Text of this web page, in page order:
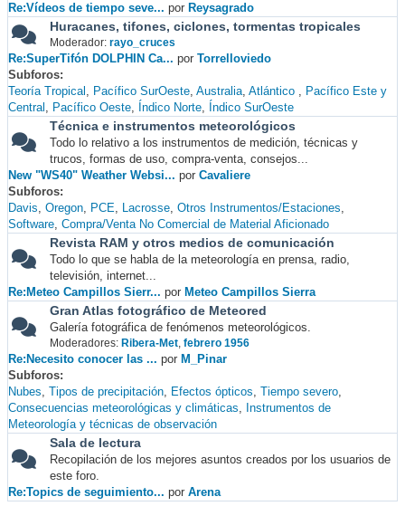
Re:Vídeos de tiempo seve... por Reysagrado
Huracanes, tifones, ciclones, tormentas tropicales
Moderador: rayo_cruces
Re:SuperTifón DOLPHIN Ca... por Torrelloviedo
Subforos
Teoría Tropical
Pacífico SurOeste Australia Atlántico
Pacífico Este y
Central
Pacífico Oeste Índico Norte Índico SurOeste
Técnica e instrumentos meteorológicos
Todo lo relativo a los instrumentos de medición, técnicas y
trucos, formas de uso, compra-venta, consejos...
New "WS40" Weather Websi... por Cavaliere
Subforos
Davis Oregon PCE Lacrosse Otros Instrumentos/Estaciones
Software Compra/Venta No Comercial de Material Aficionado
Revista RAM y otros medios de comunicación
Todo lo que se habla de la meteorología en prensa, radio,
televisión, internet...
Re:Meteo Campillos Sierr... por Meteo Campillos Sierra
Gran Atlas fotográfico de Meteored
Galería fotográfica de fenómenos meteorológicos.
Moderadores: Ribera-Met, febrero 1956
Re:Necesito conocer las ... por M_Pinar
Subforos
Nubes Tipos de precipitación Efectos ópticos Tiempo severo
Consecuencias meteorológicas y climáticas
Instrumentos de
Meteorología y técnicas de observación
Sala de lectura
Recopilación de los mejores asuntos creados por los usuarios de
este foro.
Re:Topics de seguimiento... por Arena